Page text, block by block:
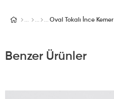
Oval Tokalı İnce Kemer
Benzer Ürünler